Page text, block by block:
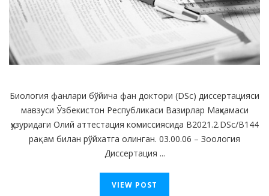
Биология фанлари бўйича фан доктори (DSc) диссертацияси
мавзуси Ўзбекистон Республикаси Вазирлар Маҳкамаси
ҳузуридаги Олий аттестация комиссиясида B2021.2.DSc/B144
рақам билан рўйхатга олинган. 03.00.06 – Зоология
Диссертация ...
VIEW POST